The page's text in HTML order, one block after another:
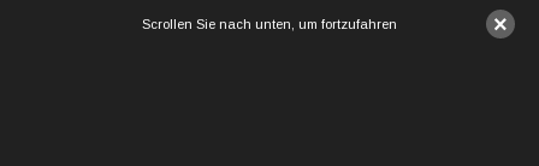
×
Scrollen Sie nach unten, um fortzufahren